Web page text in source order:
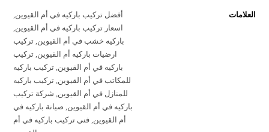
العلامات أفضل تركيب باركيه في أم القيوين,
اسعار تركيب باركيه في أم القيوين,
باركيه خشب في أم القيوين, تركيب
ارضيات باركيه أم القيوين, تركيب
باركيه في أم القيوين, تركيب باركيه
للمكاتب في أم القيوين, تركيب باركيه
للمنازل في أم القيوين, شركة تركيب
باركيه في أم القيوين, صيانة باركيه في
أم القيوين, فني تركيب باركيه في أم